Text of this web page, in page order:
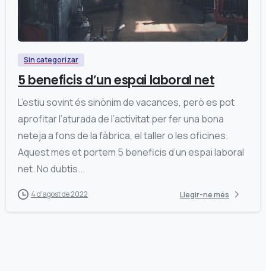
0
Sin categorizar
5 beneficis d’un espai laboral net
L’estiu sovint és sinònim de vacances, però es pot
aprofitar l’aturada de l’activitat per fer una bona
neteja a fons de la fàbrica, el taller o les oficines.
Aquest mes et portem 5 beneficis d’un espai laboral
net. No dubtis...
4 d'agost de 2022 Llegir-ne més